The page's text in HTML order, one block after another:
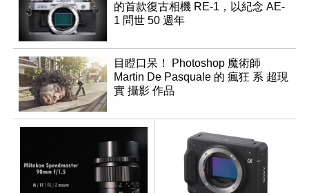
的首款復古相機 RE-1，以紀念 AE-
1 問世 50 週年
目瞪口呆！ Photoshop 魔術師
Martin De Pasquale 的 瘋狂 系 超現
實 攝影 作品